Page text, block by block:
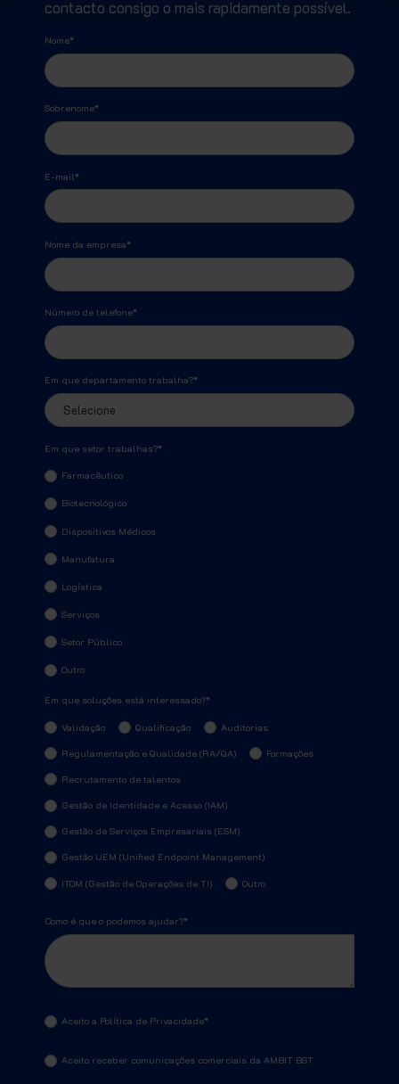
contacto consigo o mais rapidamente possível.
Nome*
Sobrenome*
E-mail*
Nome da empresa*
Número de telefone*
Em que departamento trabalha?*
Em que setor trabalhas?*
Farmacêutico
Biotecnológico
Dispositivos Médicos
Manufatura
Logística
Serviços
Setor Público
Outro
Em que soluções está interessado?*
Validação Qualificação Auditorias
Regulamentação e Qualidade (RA/QA) Formações
Recrutamento de talentos
Gestão de Identidade e Acesso (IAM)
Gestão de Serviços Empresariais (ESM)
Gestão UEM (Unified Endpoint Management)
ITOM (Gestão de Operações de TI) Outro
Como é que o podemos ajudar?*
Aceito a Política de Privacidade*
Aceito receber comunicações comerciais da AMBIT BST